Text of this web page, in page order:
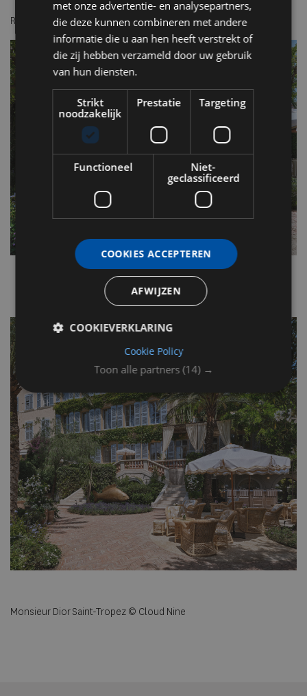
Reserveren kanhier .
Monsieur Dior Saint-Tropez © Cloud Nine
met onze advertentie- en analysepartners,
die deze kunnen combineren met andere
informatie die u aan hen heeft verstrekt of
die zij hebben verzameld door uw gebruik
van hun diensten.
Toon alle partners (14) →
Strikt
noodzakelijk
Prestatie Targeting
Functioneel
Niet-
geclassificeerd
COOKIES ACCEPTEREN
AFWIJZEN
COOKIEVERKLARING
Cookie Policy